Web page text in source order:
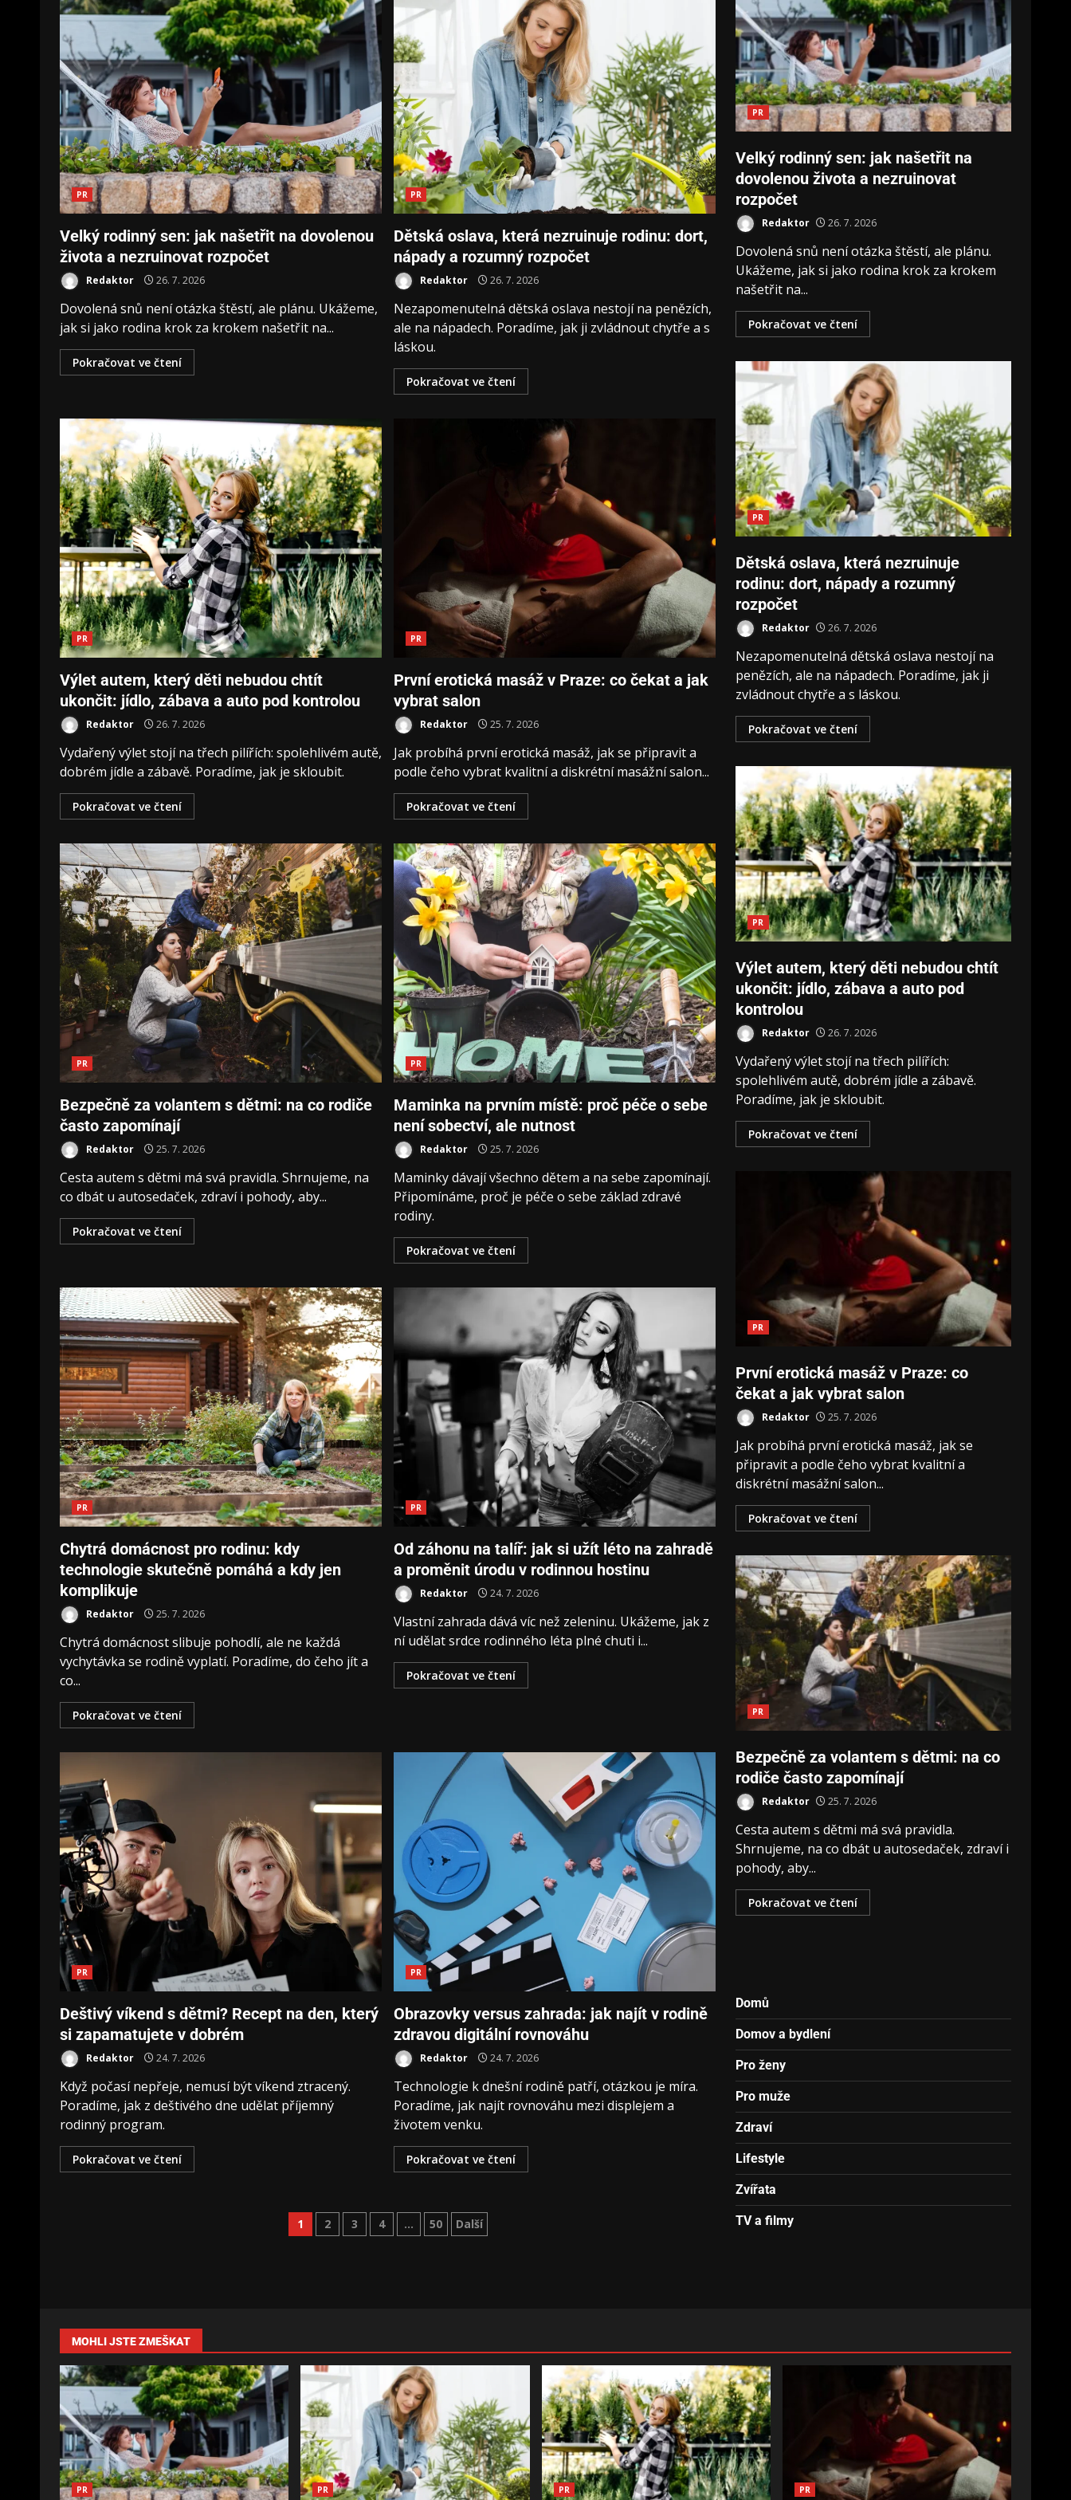
PR
Velký rodinný sen: jak našetřit na dovolenou
života a nezruinovat rozpočet
Redaktor 26. 7. 2026
Dovolená snů není otázka štěstí, ale plánu. Ukážeme,
jak si jako rodina krok za krokem našetřit na...
Pokračovat ve čtení
PR
Dětská oslava, která nezruinuje rodinu: dort,
nápady a rozumný rozpočet
Redaktor 26. 7. 2026
Nezapomenutelná dětská oslava nestojí na penězích,
ale na nápadech. Poradíme, jak ji zvládnout chytře a s
láskou.
Pokračovat ve čtení
PR
Výlet autem, který děti nebudou chtít
ukončit: jídlo, zábava a auto pod kontrolou
Redaktor 26. 7. 2026
Vydařený výlet stojí na třech pilířích: spolehlivém autě,
dobrém jídle a zábavě. Poradíme, jak je skloubit.
Pokračovat ve čtení
PR
První erotická masáž v Praze: co čekat a jak
vybrat salon
Redaktor 25. 7. 2026
Jak probíhá první erotická masáž, jak se připravit a
podle čeho vybrat kvalitní a diskrétní masážní salon...
Pokračovat ve čtení
PR
Bezpečně za volantem s dětmi: na co rodiče
často zapomínají
Redaktor 25. 7. 2026
Cesta autem s dětmi má svá pravidla. Shrnujeme, na
co dbát u autosedaček, zdraví i pohody, aby...
Pokračovat ve čtení
PR
Maminka na prvním místě: proč péče o sebe
není sobectví, ale nutnost
Redaktor 25. 7. 2026
Maminky dávají všechno dětem a na sebe zapomínají.
Připomínáme, proč je péče o sebe základ zdravé
rodiny.
Pokračovat ve čtení
PR
Chytrá domácnost pro rodinu: kdy
technologie skutečně pomáhá a kdy jen
komplikuje
Redaktor 25. 7. 2026
Chytrá domácnost slibuje pohodlí, ale ne každá
vychytávka se rodině vyplatí. Poradíme, do čeho jít a
co...
Pokračovat ve čtení
PR
Od záhonu na talíř: jak si užít léto na zahradě
a proměnit úrodu v rodinnou hostinu
Redaktor 24. 7. 2026
Vlastní zahrada dává víc než zeleninu. Ukážeme, jak z
ní udělat srdce rodinného léta plné chuti i...
Pokračovat ve čtení
PR
Deštivý víkend s dětmi? Recept na den, který
si zapamatujete v dobrém
Redaktor 24. 7. 2026
Když počasí nepřeje, nemusí být víkend ztracený.
Poradíme, jak z deštivého dne udělat příjemný
rodinný program.
Pokračovat ve čtení
PR
Obrazovky versus zahrada: jak najít v rodině
zdravou digitální rovnováhu
Redaktor 24. 7. 2026
Technologie k dnešní rodině patří, otázkou je míra.
Poradíme, jak najít rovnováhu mezi displejem a
životem venku.
Pokračovat ve čtení
1 2 3 4 … 50 Další
PR
Velký rodinný sen: jak našetřit na
dovolenou života a nezruinovat
rozpočet
Redaktor 26. 7. 2026
Dovolená snů není otázka štěstí, ale plánu.
Ukážeme, jak si jako rodina krok za krokem
našetřit na...
Pokračovat ve čtení
PR
Dětská oslava, která nezruinuje
rodinu: dort, nápady a rozumný
rozpočet
Redaktor 26. 7. 2026
Nezapomenutelná dětská oslava nestojí na
penězích, ale na nápadech. Poradíme, jak ji
zvládnout chytře a s láskou.
Pokračovat ve čtení
PR
Výlet autem, který děti nebudou chtít
ukončit: jídlo, zábava a auto pod
kontrolou
Redaktor 26. 7. 2026
Vydařený výlet stojí na třech pilířích:
spolehlivém autě, dobrém jídle a zábavě.
Poradíme, jak je skloubit.
Pokračovat ve čtení
PR
První erotická masáž v Praze: co
čekat a jak vybrat salon
Redaktor 25. 7. 2026
Jak probíhá první erotická masáž, jak se
připravit a podle čeho vybrat kvalitní a
diskrétní masážní salon...
Pokračovat ve čtení
PR
Bezpečně za volantem s dětmi: na co
rodiče často zapomínají
Redaktor 25. 7. 2026
Cesta autem s dětmi má svá pravidla.
Shrnujeme, na co dbát u autosedaček, zdraví i
pohody, aby...
Pokračovat ve čtení
Domů
Domov a bydlení
Pro ženy
Pro muže
Zdraví
Lifestyle
Zvířata
TV a filmy
MOHLI JSTE ZMEŠKAT
PR PR PR PR